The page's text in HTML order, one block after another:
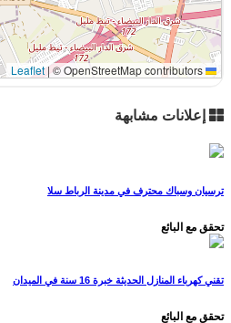
|© OpenStreetMap contributors
إعلانات مشابهة
ترسيان وسباك محترف في مدينة الرباط سلا
تحقق مع البائع
تقني كهرباء المنازل الحديثة خبرة 16 سنة في الميدان
تحقق مع البائع